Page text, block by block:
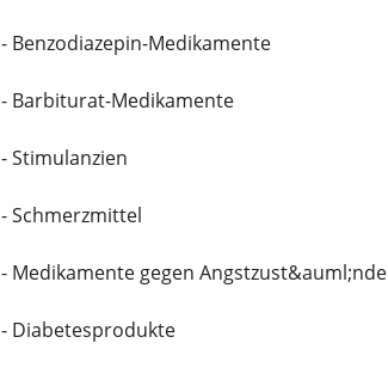
- Benzodiazepin-Medikamente
- Barbiturat-Medikamente
- Stimulanzien
- Schmerzmittel
- Medikamente gegen Angstzust&auml;nde
- Diabetesprodukte